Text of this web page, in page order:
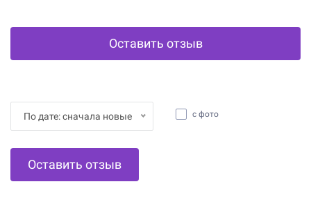
Оставить отзыв
По дате: сначала новые с фото
Оставить отзыв